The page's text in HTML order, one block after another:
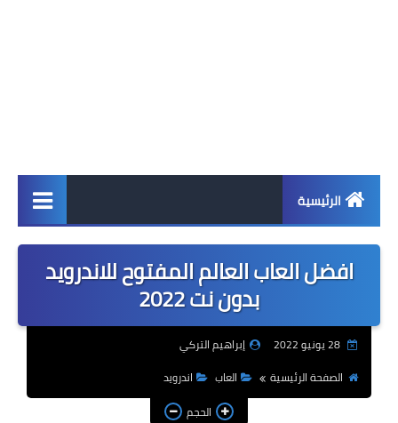
الرئيسية
اخبار
ابل
اندرويد
مراجعات
افضل العاب العالم المفتوح للاندرويد
بدون نت 2022
28 يونيو 2022
إبراهيم التركي
الصفحة الرئيسية
العاب
اندرويد
الحجم